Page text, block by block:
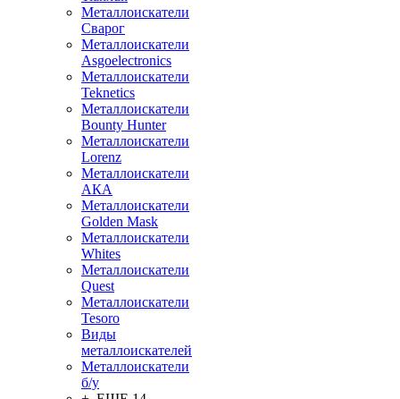
Металлоискатели
Сварог
Металлоискатели
Asgoelectronics
Металлоискатели
Teknetics
Металлоискатели
Bounty Hunter
Металлоискатели
Lorenz
Металлоискатели
АКА
Металлоискатели
Golden Mask
Металлоискатели
Whites
Металлоискатели
Quest
Металлоискатели
Tesoro
Виды
металлоискателей
Металлоискатели
б/у